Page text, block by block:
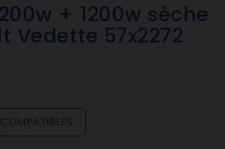
+ 1200w sèche
Vedette 57x2272